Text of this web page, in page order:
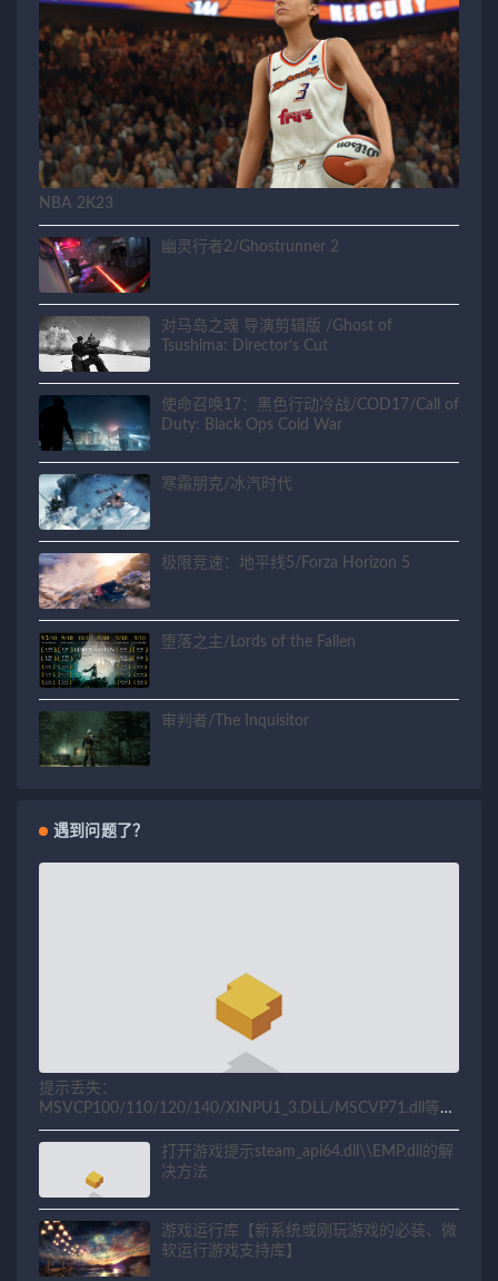
NBA 2K23
幽灵行者2/Ghostrunner 2
对马岛之魂 导演剪辑版 /Ghost of
Tsushima: Director’s Cut
使命召唤17：黑色行动冷战/COD17/Call of
Duty: Black Ops Cold War
寒霜朋克/冰汽时代
极限竞速：地平线5/Forza Horizon 5
堕落之主/Lords of the Fallen
审判者/The Inquisitor
遇到问题了？
提示丢失：
MSVCP100/110/120/140/XINPU1_3.DLL/MSCVP71.dll等相
关问题解决方法
打开游戏提示steam_api64.dll\\EMP.dll的解
决方法
游戏运行库【新系统或刚玩游戏的必装、微
软运行游戏支持库】